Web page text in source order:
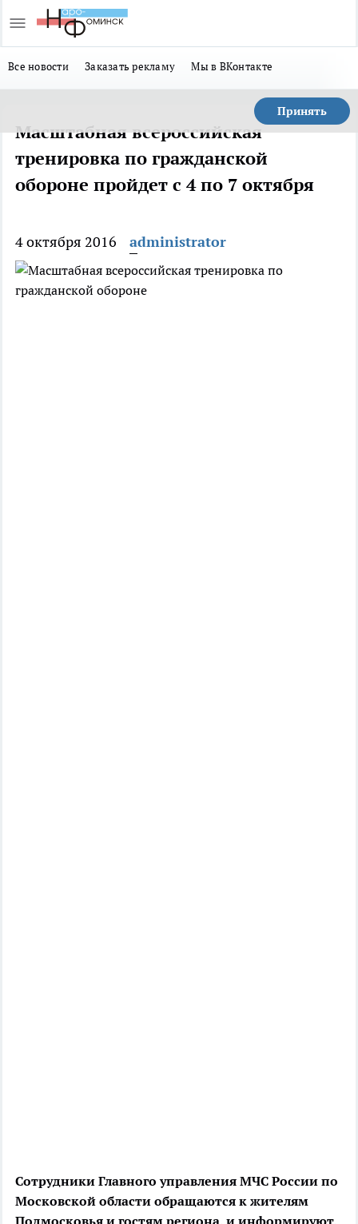
Все новости Заказать рекламу Мы в ВКонтакте
Принять
Масштабная всероссийская
тренировка по гражданской
обороне пройдет с 4 по 7 октября
4 октября 2016 administrator
Сотрудники Главного управления МЧС России по
Московской области обращаются к жителям
Подмосковья и гостям региона, и информируют,